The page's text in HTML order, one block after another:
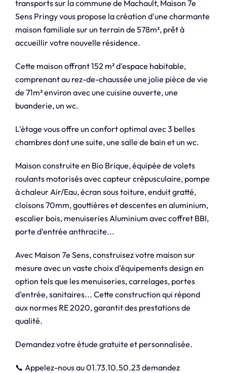
transports sur la commune de Machault, Maison 7e
Sens Pringy vous propose la création d'une charmante
maison familiale sur un terrain de 578m², prêt à
accueillir votre nouvelle résidence.
Cette maison offrant 152 m² d'espace habitable,
comprenant au rez-de-chaussée une jolie pièce de vie
de 71m² environ avec une cuisine ouverte, une
buanderie, un wc.
L'étage vous offre un confort optimal avec 3 belles
chambres dont une suite, une salle de bain et un wc.
Maison construite en Bio Brique, équipée de volets
roulants motorisés avec capteur crépusculaire, pompe
à chaleur Air/Eau, écran sous toiture, enduit gratté,
cloisons 70mm, gouttières et descentes en aluminium,
escalier bois, menuiseries Aluminium avec coffret BBI,
porte d'entrée anthracite...
Avec Maison 7e Sens, construisez votre maison sur
mesure avec un vaste choix d'équipements design en
option tels que les menuiseries, carrelages, portes
d’entrée, sanitaires... Cette construction qui répond
aux normes RE 2020, garantit des prestations de
qualité.
Demandez votre étude gratuite et personnalisée.
📞 Appelez-nous au 01.73.10.50.23 demandez